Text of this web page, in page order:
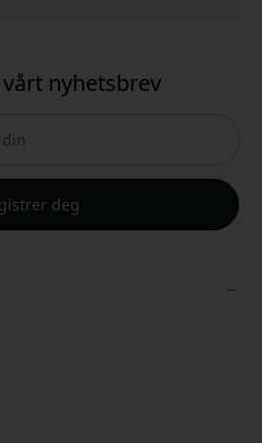
nyhetsbrev
deg